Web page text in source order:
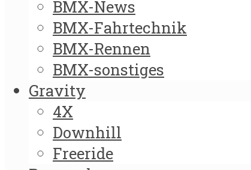
BMX-News
BMX-Fahrtechnik
BMX-Rennen
BMX-sonstiges
Gravity
4X
Downhill
Freeride